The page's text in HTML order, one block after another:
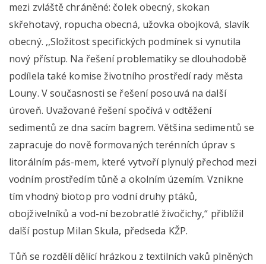
mezi zvláště chráněné: čolek obecný, skokan
skřehotavý, ropucha obecná, užovka obojková, slavík
obecný. ,,Složitost specifických podmínek si vynutila
nový přístup. Na řešení problematiky se dlouhodobě
podílela také komise životního prostředí rady města
Louny. V současnosti se řešení posouvá na další
úroveň. Uvažované řešení spočívá v odtěžení
sedimentů ze dna sacím bagrem. Většina sedimentů se
zapracuje do nově formovaných terénních úprav s
litorálním pás-mem, které vytvoří plynulý přechod mezi
vodním prostředím tůně a okolním územím. Vznikne
tím vhodný biotop pro vodní druhy ptáků,
obojživelníků a vod-ní bezobratlé živočichy,“ přiblížil
další postup Milan Skula, předseda KŽP.
Tůň se rozdělí dělící hrázkou z textilních vaků plněných